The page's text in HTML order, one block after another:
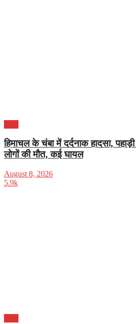
हिमाचल के चंबा में दर्दनाक हादसा,
लोगों की मौत, कई घायल
August 8, 2026
5.9k